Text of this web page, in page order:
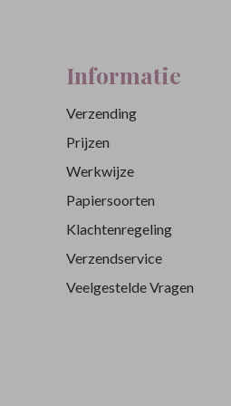
Informatie
Verzending
Prijzen
Werkwijze
Papiersoorten
Klachtenregeling
Verzendservice
Veelgestelde Vragen